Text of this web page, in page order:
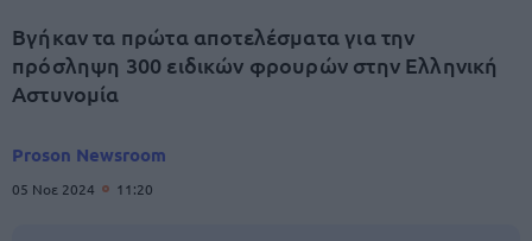
Βγήκαν τα πρώτα αποτελέσματα για την
πρόσληψη 300 ειδικών φρουρών στην Ελληνική
Αστυνομία
Proson Newsroom
05 Νοε 2024 11:20